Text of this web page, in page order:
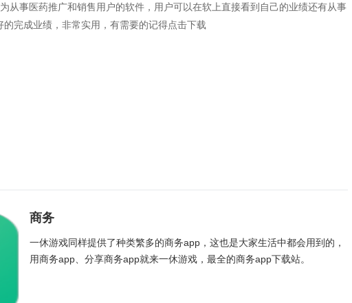
从事医药推广和销售用户的软件，用户可以在软上直接看到自己的业绩还有从事
完成业绩，非常实用，有需要的记得点击下载
商务
一休游戏同样提供了种类繁多的商务app，这也是大家生活中都会用到的，
用商务app、分享商务app就来一休游戏，最全的商务app下载站。